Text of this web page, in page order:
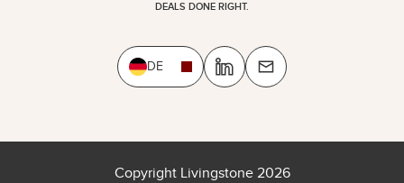
DEALS DONE RIGHT.
DE
Copyright Livingstone 2026